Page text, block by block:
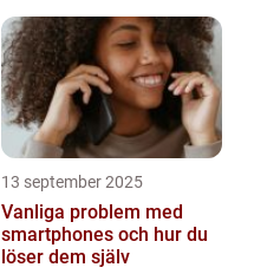
13 september 2025
Vanliga problem med
smartphones och hur du
löser dem själv